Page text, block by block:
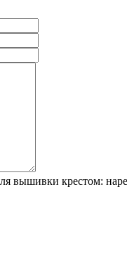
вышивки крестом: